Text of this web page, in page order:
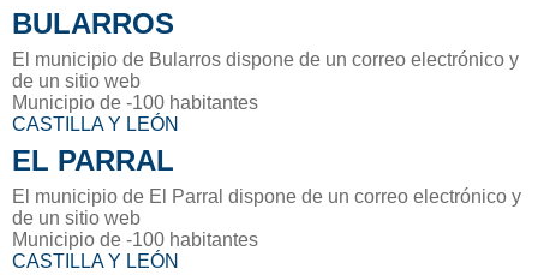
BULARROS
El municipio de Bularros dispone de un correo electrónico y
de un sitio web
Municipio de -100 habitantes
CASTILLA Y LEÓN
EL PARRAL
El municipio de El Parral dispone de un correo electrónico y
de un sitio web
Municipio de -100 habitantes
CASTILLA Y LEÓN